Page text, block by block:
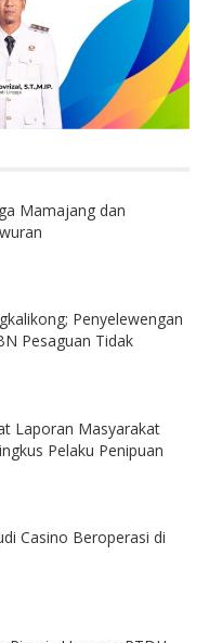
Mamajang dan
Penyelewengan
Pesaguan Tidak
Laporan Masyarakat
Pelaku Penipuan
Casino Beroperasi di